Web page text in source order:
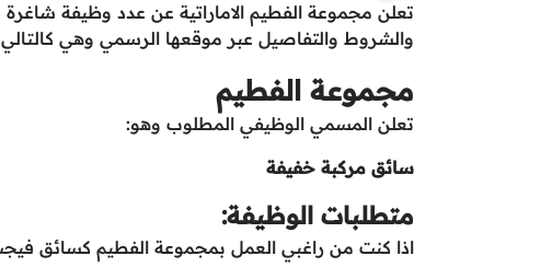
تعلن مجموعة الفطيم الاماراتية عن عدد وظيفة
والشروط والتفاصيل عبر موقعها الرسمي وهي
مجموعة الفطيم
تعلن المسمي الوظيفي المطلوب وهو:
سائق مركبة خفيفة
متطلبات الوظيفة:
اذا كنت من راغبي العمل بمجموعة الفطيم كسائق فيجب